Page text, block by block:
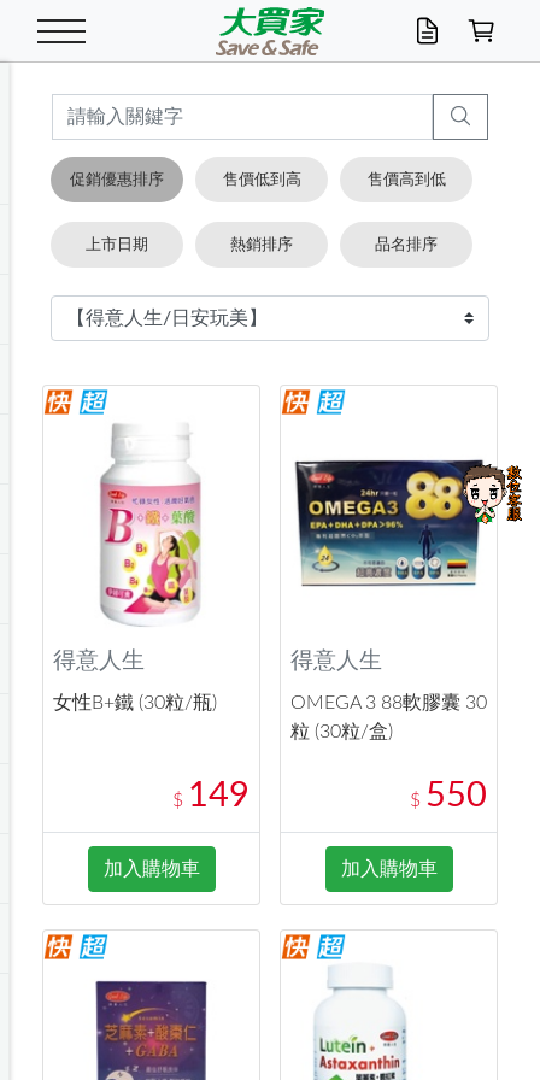
米/五穀/濃湯 米/糙米
五穀/南北貨
湯類/湯塊
油/調味料
食用油
醬油.油膏.蠔油
泡麵 / 麵條
包麵
碗麵/義大利麵
麵條/快煮麵/米粉
魚罐
醬菜/玉米罐
休閒零嘴 初一十五拜拜懶
零嘴
堅果/海苔
美味餅乾
餅乾
糕餅/點心
糖果/巧克力
糖果/蜜餞/果凍
巧克力
茶飲料
果汁咖啡
碳酸/礦泉水
箱購飲料
養生保健/常備品 雞精/飲品
機能保健
奶粉/穀麥片
奶粉
麥片/玉米片
沖調穀粉/隨手包
特色茶品
綠茶
紅茶
奶茶/花草茶
即溶咖啡
咖啡豆/粉/濾掛
可可/糖/奶精
沐浴乳香皂 沐浴乳
香皂/洗手乳
美髮造型
洗髮/護髮
造型髮品
口腔清潔
牙 刷
牙膏/漱口水
潔顏產品
卸妝/粉刺調理
開架/身體保養
臉部保養
面/眼膜
鍋具/飲水/廚房 鍋具/餐具
保鮮/微波
掃除用具/照明/五金
掃除/清潔用具
洗衣/曬衣用具
電池/延長線
傢飾/收納/衛浴
寢具/家具
收納用品
衛浴/毛巾
寵物食品
寵物清潔/百貨
衛生紙/濕巾 抽取衛生紙/濕巾
廚房紙巾/平版/
箱購免運區
衣物清潔
洗衣精
洗衣粉/皂
漂白水/柔軟精
居家清潔
廚房/餐具清潔
浴廁/水管清潔
居家清潔/除濕芳
衛生棉
成人/嬰兒紙尿褲
箱購免運區
嬰兒尿布
成人紙尿褲
廚房家電 料理鍋具
烤箱/微波/電磁爐
快煮壺/烘碗機
季節家電
除濕/清淨機
風扇/防蚊家電
生活家電
除塵家電
美容家電
電腦周邊
數位週邊
手機/平板周邊
文具/辦公用品 文具用品
辦公文具/收納
玩具/擺設小物
汽機車百貨
機車/腳踏車百貨
汽車百貨
休閒/運動
戶外/休閒用品
健身/按摩/瑜珈
測量/護具/其他
服飾內著
配件
男/女/機能包
冷凍免運 生鮮食品
調理食品
箱購免運
食品免運
清潔用品免運
居家/汽百用品
主題專區
季節活動
店長推薦
這夏不怕熱
促銷優惠排序 售價低到高 售價高到低
上市日期 熱銷排序 品名排序
得意人生
女性B+鐵 (30粒/瓶)
$ 149
加入購物車
得意人生
OMEGA 3 88軟膠囊 30
粒 (30粒/盒)
$ 550
加入購物車